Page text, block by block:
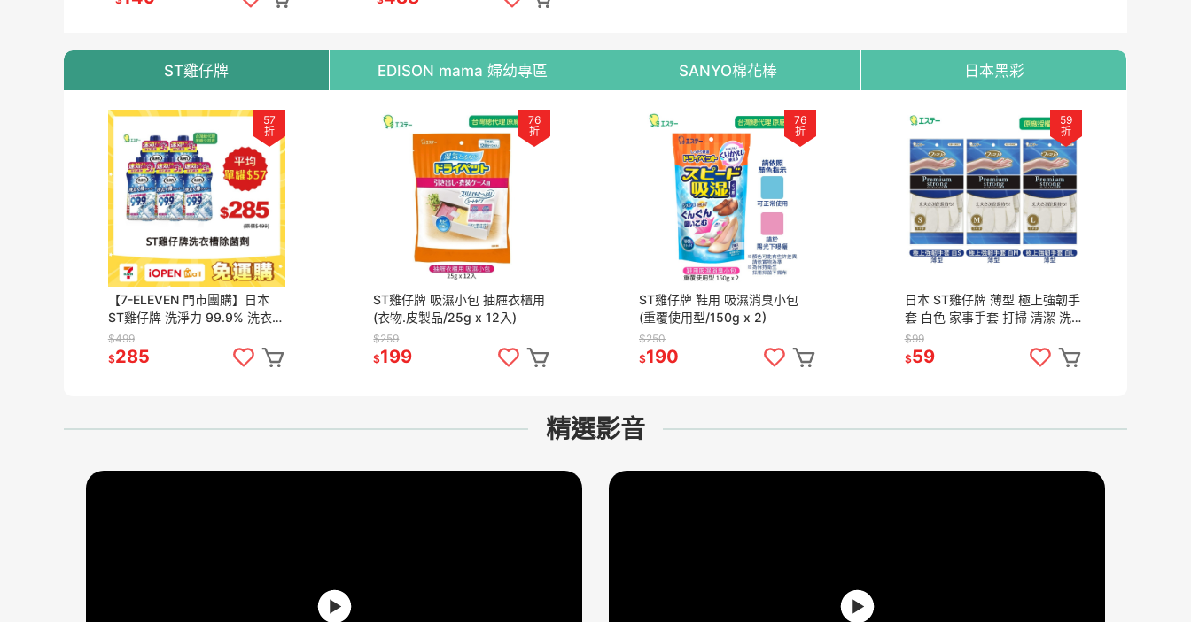
ST雞仔牌 EDISON mama 婦幼專區 SANYO棉花棒 日本黑彩
57
折
【7-ELEVEN 門市團購】日本
ST雞仔牌 洗淨力 99.9% 洗衣槽
除菌劑 550g x 5罐組 活動專用
$499
$285
76
折
ST雞仔牌 吸濕小包 抽屜衣櫃用
(衣物.皮製品/25g x 12入)
$259
$199
76
折
ST雞仔牌 鞋用 吸濕消臭小包
(重覆使用型/150g x 2)
$250
$190
59
折
日本 ST雞仔牌 薄型 極上強韌手
套 白色 家事手套 打掃 清潔 洗
碗手套
$99
$59
精選影音